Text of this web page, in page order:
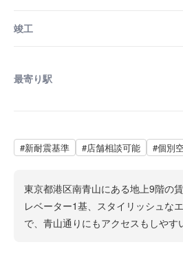
竣工
最寄り駅
#新耐震基準 #店舗相談可能 #個別
東京都港区南青山にある地上9階の
レベーター1基、スタイリッシュな
で、青山通りにもアクセスもしやす